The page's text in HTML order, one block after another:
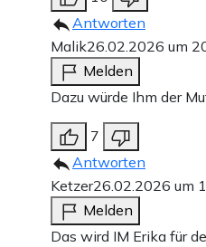
Antworten
Malik26.02.2026 um
Melden
Dazu würde Ihm der
7
Antworten
Ketzer26.02.2026 um
Melden
Das wird IM Erika für